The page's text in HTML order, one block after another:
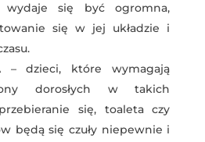
wydaje się być ogromna,
się w jej układzie i
– dzieci, które wymagają
dorosłych w takich
się, toaleta czy
będą się czuły niepewnie i